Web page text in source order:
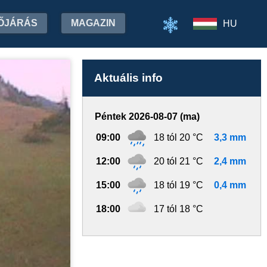
MAGAZIN HU
Aktuális info
Péntek 2026-08-07 (ma)
09:00 18 tól 20 °C 3,3 mm
12:00 20 tól 21 °C 2,4 mm
15:00 18 tól 19 °C 0,4 mm
18:00 17 tól 18 °C